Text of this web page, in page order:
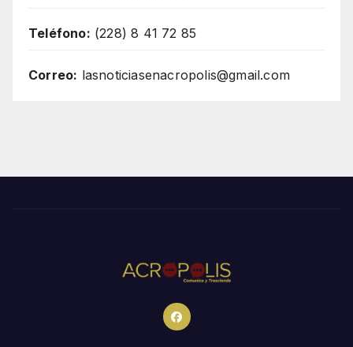
Teléfono: (228) 8 41 72 85
Correo: lasnoticiasenacropolis@gmail.com